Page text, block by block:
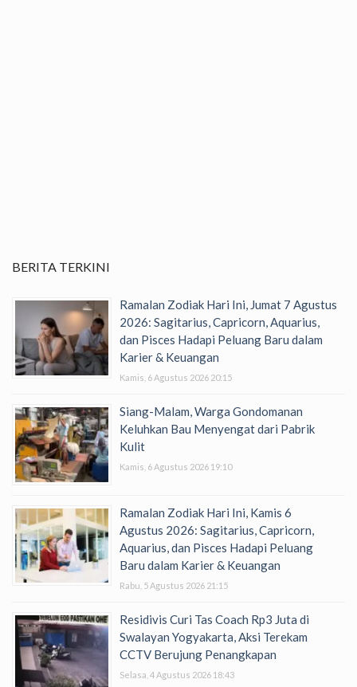
BERITA TERKINI
Ramalan Zodiak Hari Ini, Jumat 7 Agustus
2026: Sagitarius, Capricorn, Aquarius,
dan Pisces Hadapi Peluang Baru dalam
Karier & Keuangan
Kamis, 6 Agustus 2026 20:15
Siang-Malam, Warga Gondomanan
Keluhkan Bau Menyengat dari Pabrik
Kulit
Kamis, 6 Agustus 2026 19:10
Ramalan Zodiak Hari Ini, Kamis 6
Agustus 2026: Sagitarius, Capricorn,
Aquarius, dan Pisces Hadapi Peluang
Baru dalam Karier & Keuangan
Rabu, 5 Agustus 2026 21:15
Residivis Curi Tas Coach Rp3 Juta di
Swalayan Yogyakarta, Aksi Terekam
CCTV Berujung Penangkapan
Selasa, 4 Agustus 2026 18:43